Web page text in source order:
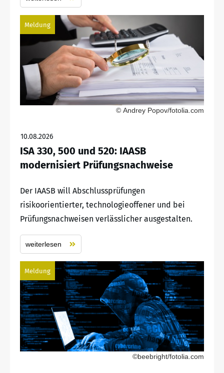
Meldung
© Andrey Popov/fotolia.com
10.08.2026
ISA 330, 500 und 520: IAASB
modernisiert Prüfungsnachweise
Der IAASB will Abschlussprüfungen
risikoorientierter, technologieoffener und bei
Prüfungsnachweisen verlässlicher ausgestalten.
weiterlesen
Meldung
©beebright/fotolia.com